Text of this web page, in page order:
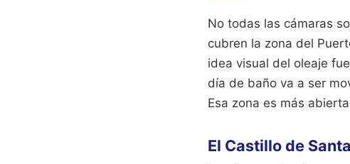
No todas las cámaras
cubren la zona del
idea visual del oleaje
día de baño va a ser
Esa zona es más
El Castillo de